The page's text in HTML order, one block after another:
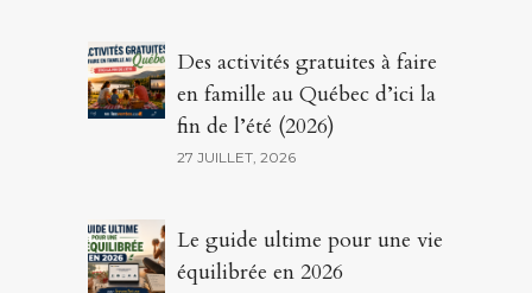
Des activités gratuites à faire
en famille au Québec d’ici la
fin de l’été (2026)
27 JUILLET, 2026
Le guide ultime pour une vie
équilibrée en 2026